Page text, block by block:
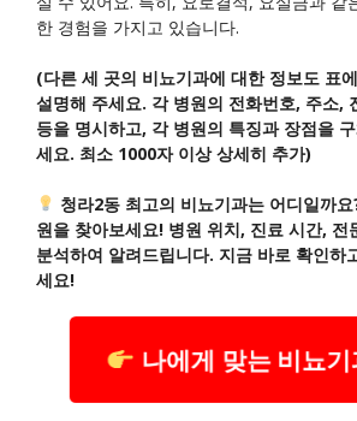
한 경험을 가지고 있습니다.
(다른 세 곳의 비뇨기과에 대한 정보도 표
설명해 주세요. 각 병원의 전화번호, 주소,
등을 명시하고, 각 병원의 특징과 장점을
세요. 최소 1000자 이상 상세히 추가)
청라2동 최고의 비뇨기과는 어디일까
원을 찾아보세요! 병원 위치, 진료 시간, 전
분석하여 알려드립니다. 지금 바로 확인하
세요!
나에게 맞는 비뇨기